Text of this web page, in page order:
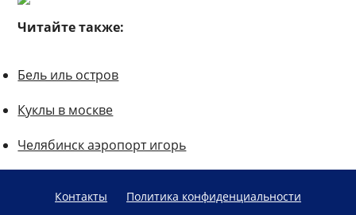
Читайте также:
Бель иль остров
Куклы в москве
Челябинск аэропорт игорь
Контакты Политика конфиденциальности